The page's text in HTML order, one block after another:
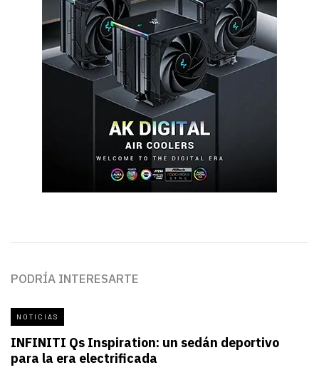
PODRÍA INTERESARTE
NOTICIAS
INFINITI Qs Inspiration: un sedán deportivo
para la era electrificada